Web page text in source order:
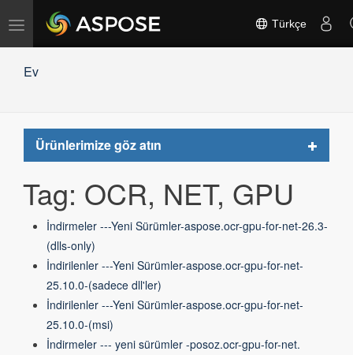
Gezinmeyi
Türkçe
Ev
Ürünlerimize göz atın
Toggle
Tag: OCR, NET, GPU
İndirmeler ---Yeni Sürümler-aspose.ocr-gpu-for-net-26.3-
(dlls-only)
İndirilenler ---Yeni Sürümler-aspose.ocr-gpu-for-net-
25.10.0-(sadece dll'ler)
İndirilenler ---Yeni Sürümler-aspose.ocr-gpu-for-net-
25.10.0-(msi)
İndirmeler --- yeni sürümler -posoz.ocr-gpu-for-net.